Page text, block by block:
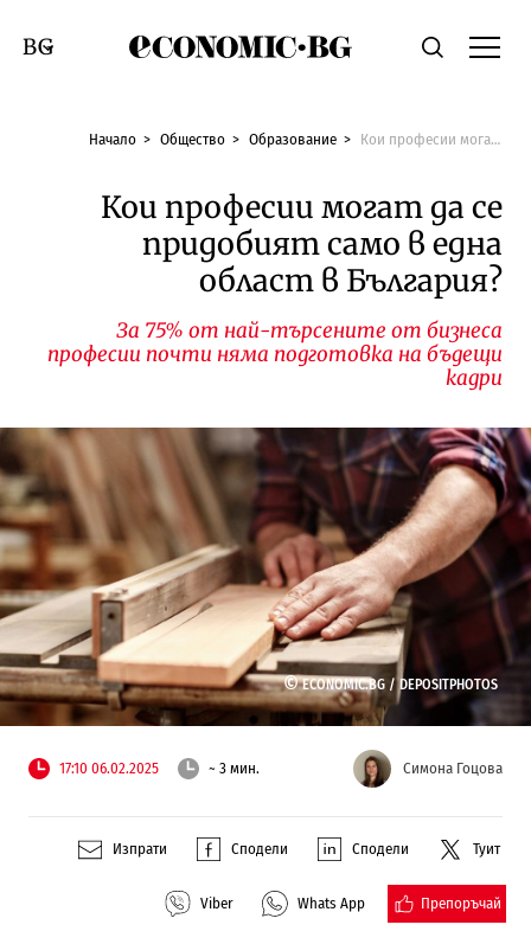
Economic.bgТърсене
Смяна на език
Начало Общество Образование Кои професии могат да се придобият само в една област в България?
Кои професии могат да се
придобият само в една
област в България?
За 75% от най-търсените от бизнеса
професии почти няма подготовка на бъдещи
кадри
©ECONOMIC.BG / DEPOSITPHOTOS
17:10 06.02.2025 ~ 3 мин. Симона Гоцова
Изпрати Сподели Сподели Туит
Viber Whats App Препоръчай